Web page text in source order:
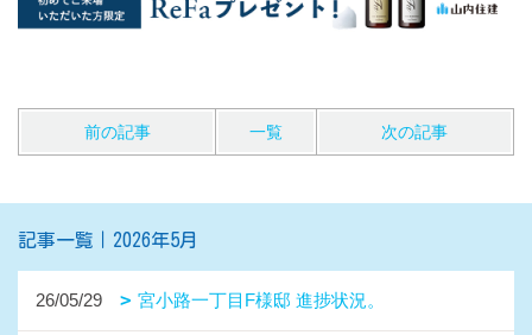
前の記事 一覧 次の記事
記事一覧｜2026年5月
26/05/29 宮小路一丁目F様邸 進捗状況。